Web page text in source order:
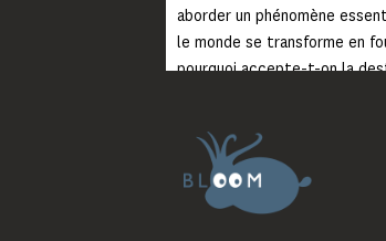
aborder un phénomène
le monde se transforme en
pourquoi accepte-t-on la
Lisez jusqu’au bout et
notre chaîne Youtube (lien en
découvrir un film qui génèrera
importantes : des